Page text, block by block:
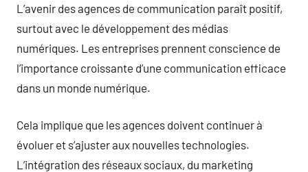
L’avenir des agences de communication paraît positif,
surtout avec le développement des médias
numériques. Les entreprises prennent conscience de
l’importance croissante d’une communication efficace
dans un monde numérique.
Cela implique que les agences doivent continuer à
évoluer et s’ajuster aux nouvelles technologies.
L’intégration des réseaux sociaux, du marketing